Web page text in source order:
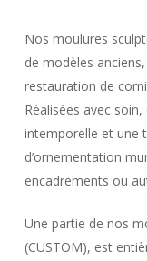
Nos moulures
de modèles
restauration de
Réalisées avec
intemporelle et une
d’ornementation
encadrements ou
Une partie de nos
(CUSTOM), est